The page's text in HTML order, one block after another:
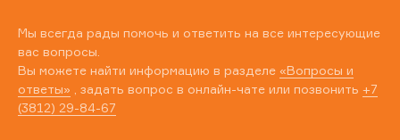
Мы всегда рады помочь и ответить на все интересующие
вас вопросы.
Вы можете найти информацию в разделе «Вопросы и
ответы» , задать вопрос в онлайн-чате или позвонить +7
(3812) 29-84-67